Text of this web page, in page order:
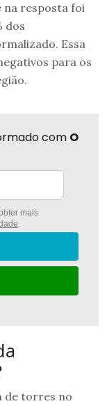
na resposta foi
dos
Essa
para os
com O
mais
.
de torres no